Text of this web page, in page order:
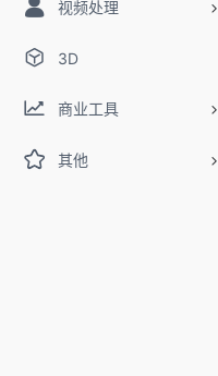
视频处理
3D
商业工具
其他